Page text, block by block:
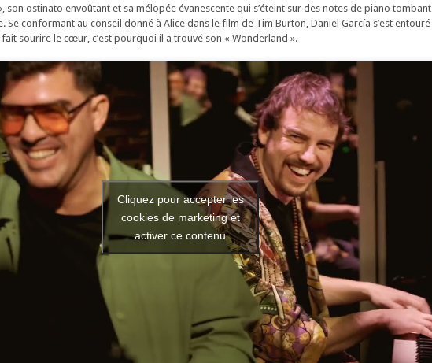
son ostinato envoûtant et sa mélopée évanescente qui s’éteint sur des notes de piano tombant
Se conformant au conseil donné à Alice dans le film de Tim Burton, Daniel García s’est entouré
sourire le cœur, c’est pourquoi il a trouvé son « Wonderland ».
Cliquez pour accepter les
cookies de marketing et
activer ce contenu